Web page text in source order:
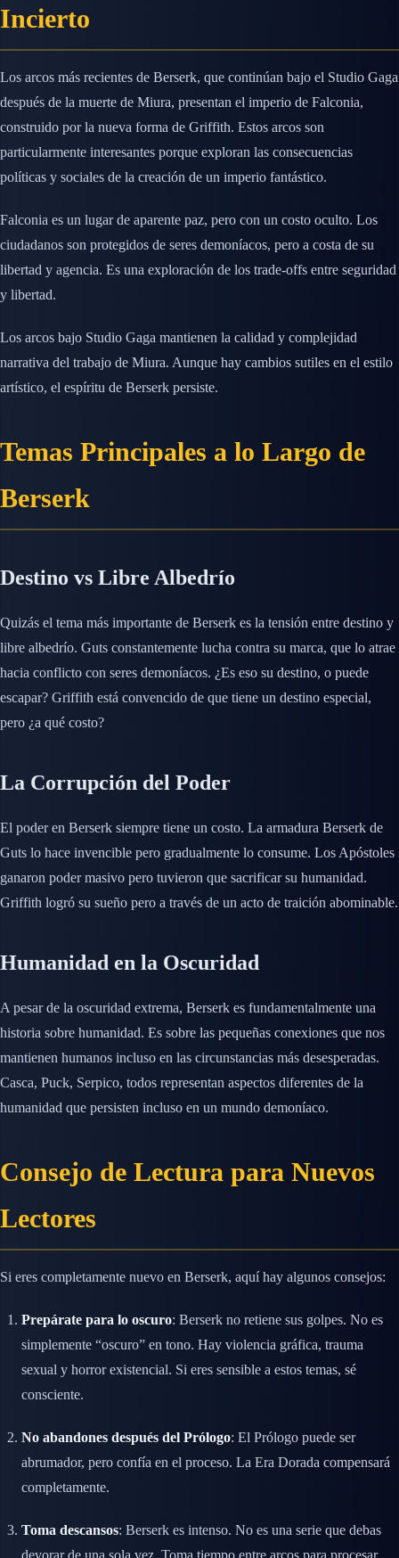
Incierto
Los arcos más recientes de Berserk, que continúan bajo el Studio Gaga
después de la muerte de Miura, presentan el imperio de Falconia,
construido por la nueva forma de Griffith. Estos arcos son
particularmente interesantes porque exploran las consecuencias
políticas y sociales de la creación de un imperio fantástico.
Falconia es un lugar de aparente paz, pero con un costo oculto. Los
ciudadanos son protegidos de seres demoníacos, pero a costa de su
libertad y agencia. Es una exploración de los trade-offs entre seguridad
y libertad.
Los arcos bajo Studio Gaga mantienen la calidad y complejidad
narrativa del trabajo de Miura. Aunque hay cambios sutiles en el estilo
artístico, el espíritu de Berserk persiste.
Temas Principales a lo Largo de
Berserk
Destino vs Libre Albedrío
Quizás el tema más importante de Berserk es la tensión entre destino y
libre albedrío. Guts constantemente lucha contra su marca, que lo atrae
hacia conflicto con seres demoníacos. ¿Es eso su destino, o puede
escapar? Griffith está convencido de que tiene un destino especial,
pero ¿a qué costo?
La Corrupción del Poder
El poder en Berserk siempre tiene un costo. La armadura Berserk de
Guts lo hace invencible pero gradualmente lo consume. Los Apóstoles
ganaron poder masivo pero tuvieron que sacrificar su humanidad.
Griffith logró su sueño pero a través de un acto de traición abominable.
Humanidad en la Oscuridad
A pesar de la oscuridad extrema, Berserk es fundamentalmente una
historia sobre humanidad. Es sobre las pequeñas conexiones que nos
mantienen humanos incluso en las circunstancias más desesperadas.
Casca, Puck, Serpico, todos representan aspectos diferentes de la
humanidad que persisten incluso en un mundo demoníaco.
Consejo de Lectura para Nuevos
Lectores
Si eres completamente nuevo en Berserk, aquí hay algunos consejos:
Prepárate para lo oscuro: Berserk no retiene sus golpes. No es
simplemente “oscuro” en tono. Hay violencia gráfica, trauma
sexual y horror existencial. Si eres sensible a estos temas, sé
consciente.
No abandones después del Prólogo: El Prólogo puede ser
abrumador, pero confía en el proceso. La Era Dorada compensará
completamente.
Toma descansos: Berserk es intenso. No es una serie que debas